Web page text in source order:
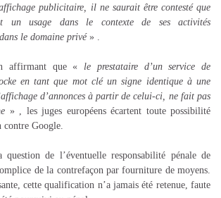
publicitaire, il ne saurait être contesté que
un usage dans le contexte de ses activités
le domaine privé» .
affirmant que « le prestataire d’un service de
en tant que mot clé un signe identique à une
d’annonces à partir de celui-ci, ne fait pas
» , les juges européens écartent toute possibilité
contre Google.
de l’éventuelle responsabilité pénale de
de la contrefaçon par fourniture de moyens.
cette qualification n’a jamais été retenue, faute